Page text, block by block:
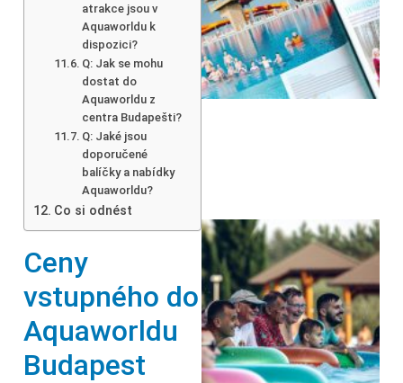
atrakce jsou v
Aquaworldu k
dispozici?
Q: Jak se mohu
dostat do
Aquaworldu z
centra Budapešti?
Q: Jaké jsou
doporučené
balíčky a nabídky
Aquaworldu?
Co si odnést
Ceny
vstupného do
Aquaworldu
Budapest